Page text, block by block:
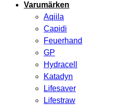
Varumärken
Aqiila
Capidi
Feuerhand
GP
Hydracell
Katadyn
Lifesaver
Lifestraw